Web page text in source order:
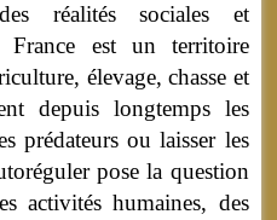
réalités sociales et
France est un territoire
élevage, chasse et
depuis longtemps les
prédateurs ou laisser les
pose la question
activités humaines, des